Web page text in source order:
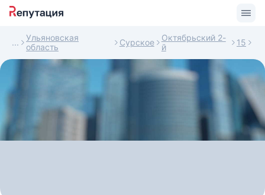
Ульяновская
область
Сурское
Октябрьский 2-
й
15